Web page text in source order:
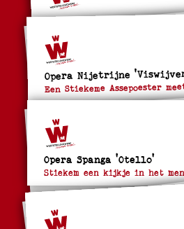
Opera Nijetrijne
Een Stiekeme Assepoester
Opera Spanga 'Otello'
Stiekem een kijkje in het